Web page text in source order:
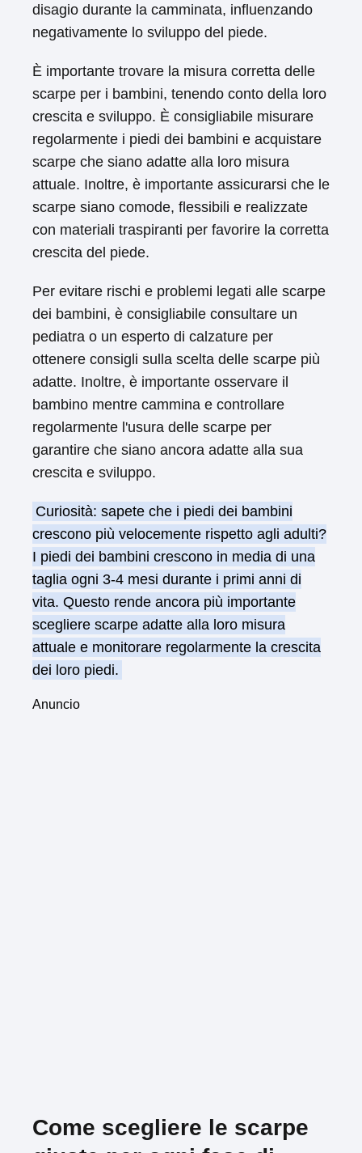
disagio durante la camminata, influenzando
negativamente lo sviluppo del piede.
È importante trovare la misura corretta delle
scarpe per i bambini, tenendo conto della loro
crescita e sviluppo. È consigliabile misurare
regolarmente i piedi dei bambini e acquistare
scarpe che siano adatte alla loro misura
attuale. Inoltre, è importante assicurarsi che le
scarpe siano comode, flessibili e realizzate
con materiali traspiranti per favorire la corretta
crescita del piede.
Per evitare rischi e problemi legati alle scarpe
dei bambini, è consigliabile consultare un
pediatra o un esperto di calzature per
ottenere consigli sulla scelta delle scarpe più
adatte. Inoltre, è importante osservare il
bambino mentre cammina e controllare
regolarmente l'usura delle scarpe per
garantire che siano ancora adatte alla sua
crescita e sviluppo.
Curiosità: sapete che i piedi dei bambini
crescono più velocemente rispetto agli adulti?
I piedi dei bambini crescono in media di una
taglia ogni 3-4 mesi durante i primi anni di
vita. Questo rende ancora più importante
scegliere scarpe adatte alla loro misura
attuale e monitorare regolarmente la crescita
dei loro piedi.
Anuncio
Come scegliere le scarpe